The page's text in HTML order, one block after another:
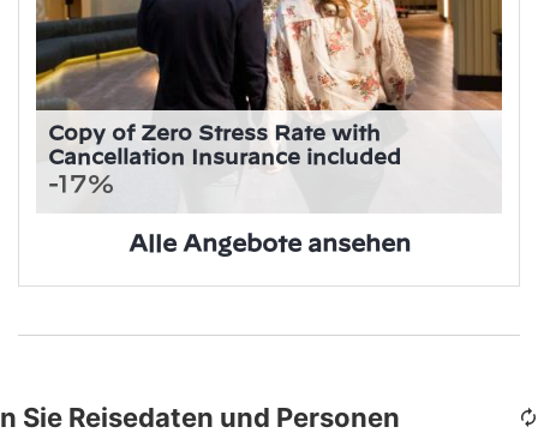
Copy of Zero Stress Rate with
Cancellation Insurance included
-17%
Alle Angebote ansehen
Sie Reisedaten und Personen